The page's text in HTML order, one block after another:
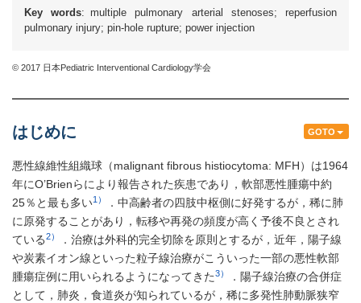
Key words: multiple pulmonary arterial stenoses; reperfusion
pulmonary injury; pin-hole rupture; power injection
© 2017 日本Pediatric Interventional Cardiology学会
GOTO
はじめに
悪性線維性組織球（malignant fibrous histiocytoma: MFH）は1964
年にO’Brienらにより報告された疾患であり，軟部悪性腫瘍中約
25％と最も多い1）
．中高齢者の四肢中枢側に好発するが，稀に肺
に原発することがあり，転移や再発の頻度が高く予後不良とされ
ている2）
．治療は外科的完全切除を原則とするが，近年，陽子線
や炭素イオン線といった粒子線治療がこういった一部の悪性軟部
腫瘍症例に用いられるようになってきた3）
．陽子線治療の合併症
として，肺炎，食道炎が知られているが，稀に多発性肺動脈狭窄